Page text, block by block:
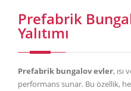
Prefabrik
Yalıtımı
Prefabrik bungalov evler, ısı
performans sunar. Bu özellik,